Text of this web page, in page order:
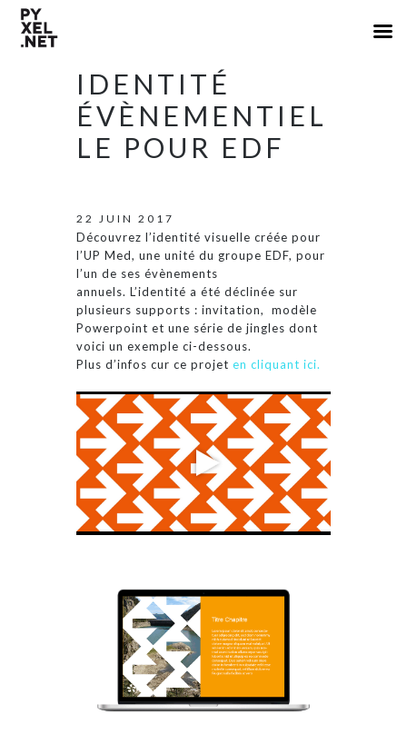
IDENTITÉ
ÉVÈNEMENTIEL
LE POUR EDF
22 JUIN 2017
Découvrez l’identité visuelle créée pour
l’UP Med, une unité du groupe EDF, pour
l’un de ses évènements
annuels. L’identité a été déclinée sur
plusieurs supports : invitation, modèle
Powerpoint et une série de jingles dont
voici un exemple ci-dessous.
Plus d’infos cur ce projet en cliquant ici.